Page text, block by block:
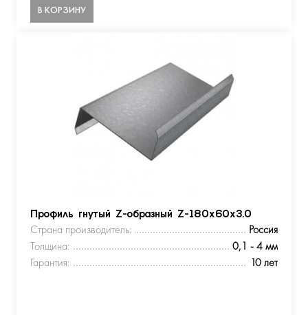
В КОРЗИНУ
Профиль гнутый Z-образный Z-180х60х3.0
Страна производитель:
Россия
Толщина:
0,1 - 4 мм
Гарантия:
10 лет